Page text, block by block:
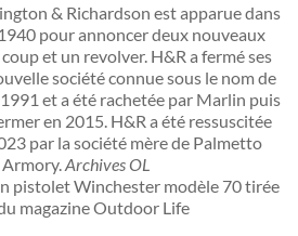
& Richardson est apparue dans
pour annoncer deux nouveaux
et un revolver. H&R a fermé ses
société connue sous le nom de
et a été rachetée par Marlin puis
en 2015. H&R a été ressuscitée
par la société mère de Palmetto
Archives OL